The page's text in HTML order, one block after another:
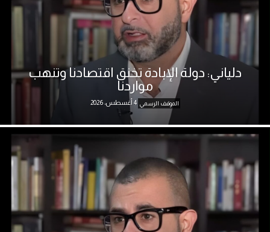
دلياني: دولة الإبادة تخنق اقتصادنا وتنهب
مواردنا
الموقف الرسمي 4 أغسطس، 2026